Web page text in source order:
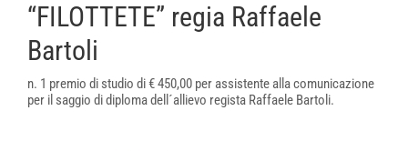
“FILOTTETE” regia Raffaele
Bartoli
n. 1 premio di studio di € 450,00 per assistente alla comunicazione
per il saggio di diploma dell´allievo regista Raffaele Bartoli.